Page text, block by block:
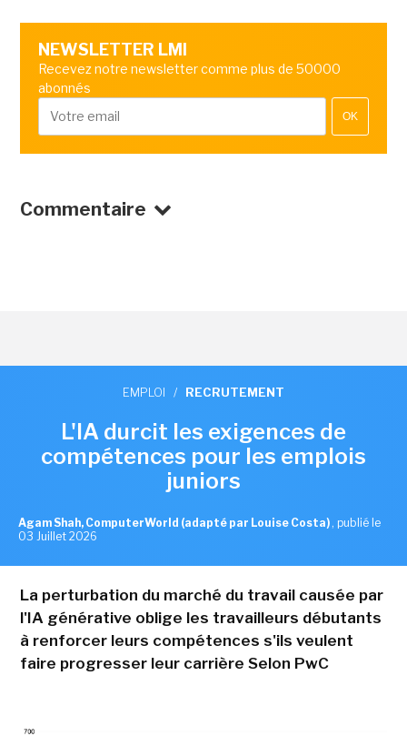
NEWSLETTER LMI
Recevez notre newsletter comme plus de 50000
abonnés
OK
Commentaire
EMPLOI / RECRUTEMENT
L'IA durcit les exigences de
compétences pour les emplois
juniors
Agam Shah, ComputerWorld (adapté par Louise Costa) , publié le
03 Juillet 2026
La perturbation du marché du travail causée par
l'IA générative oblige les travailleurs débutants
à renforcer leurs compétences s'ils veulent
faire progresser leur carrière Selon PwC